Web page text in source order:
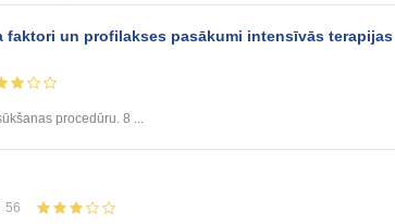
un profilakses pasākumi intensīvās terapijas
procedūru. 8 ...
56